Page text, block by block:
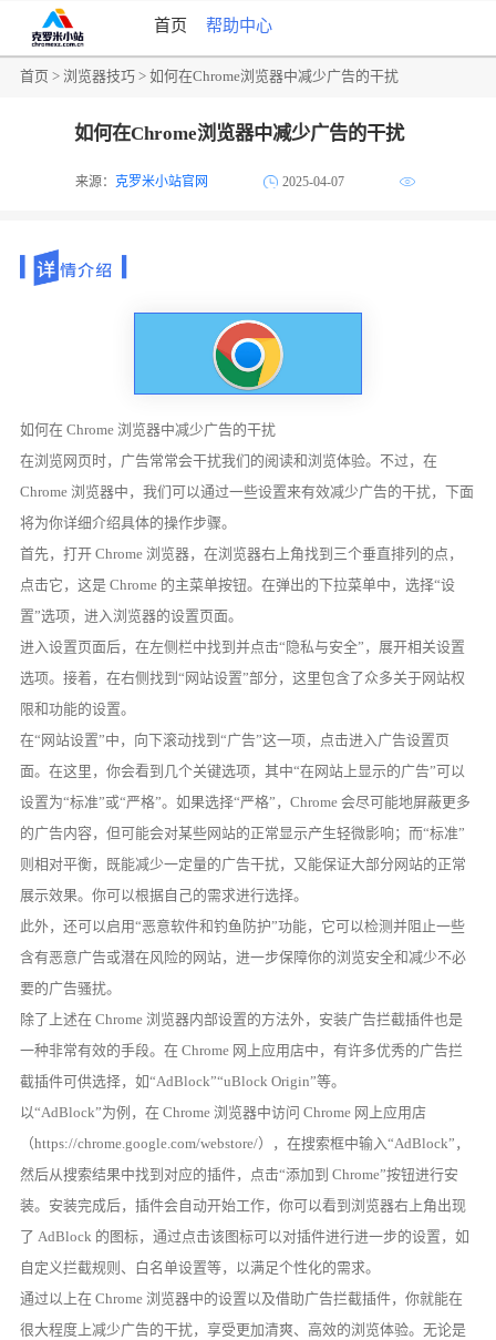
首页 帮助中心
首页 >浏览器技巧 > 如何在Chrome浏览器中减少广告的干扰
如何在Chrome浏览器中减少广告的干扰
来源：克罗米小站官网 2025-04-07
如何在 Chrome 浏览器中减少广告的干扰
在浏览网页时，广告常常会干扰我们的阅读和浏览体验。不过，在
Chrome 浏览器中，我们可以通过一些设置来有效减少广告的干扰，下面
将为你详细介绍具体的操作步骤。
首先，打开 Chrome 浏览器，在浏览器右上角找到三个垂直排列的点，
点击它，这是 Chrome 的主菜单按钮。在弹出的下拉菜单中，选择“设
置”选项，进入浏览器的设置页面。
进入设置页面后，在左侧栏中找到并点击“隐私与安全”，展开相关设置
选项。接着，在右侧找到“网站设置”部分，这里包含了众多关于网站权
限和功能的设置。
在“网站设置”中，向下滚动找到“广告”这一项，点击进入广告设置页
面。在这里，你会看到几个关键选项，其中“在网站上显示的广告”可以
设置为“标准”或“严格”。如果选择“严格”，Chrome 会尽可能地屏蔽更多
的广告内容，但可能会对某些网站的正常显示产生轻微影响；而“标准”
则相对平衡，既能减少一定量的广告干扰，又能保证大部分网站的正常
展示效果。你可以根据自己的需求进行选择。
此外，还可以启用“恶意软件和钓鱼防护”功能，它可以检测并阻止一些
含有恶意广告或潜在风险的网站，进一步保障你的浏览安全和减少不必
要的广告骚扰。
除了上述在 Chrome 浏览器内部设置的方法外，安装广告拦截插件也是
一种非常有效的手段。在 Chrome 网上应用店中，有许多优秀的广告拦
截插件可供选择，如“AdBlock”“uBlock Origin”等。
以“AdBlock”为例，在 Chrome 浏览器中访问 Chrome 网上应用店
（https://chrome.google.com/webstore/），在搜索框中输入“AdBlock”，
然后从搜索结果中找到对应的插件，点击“添加到 Chrome”按钮进行安
装。安装完成后，插件会自动开始工作，你可以看到浏览器右上角出现
了 AdBlock 的图标，通过点击该图标可以对插件进行进一步的设置，如
自定义拦截规则、白名单设置等，以满足个性化的需求。
通过以上在 Chrome 浏览器中的设置以及借助广告拦截插件，你就能在
很大程度上减少广告的干扰，享受更加清爽、高效的浏览体验。无论是